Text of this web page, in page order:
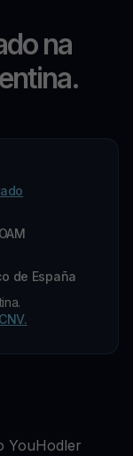
na
de España
YouHodler